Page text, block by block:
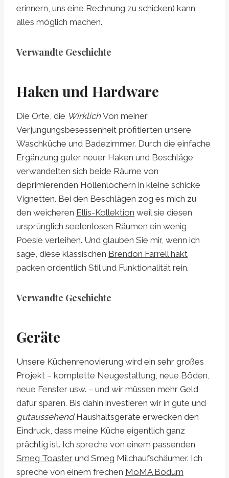
erinnern, uns eine Rechnung zu schicken) kann
alles möglich machen.
Verwandte Geschichte
Haken und Hardware
Die Orte, die WirklichVon meiner
Verjüngungsbesessenheit profitierten unsere
Waschküche und Badezimmer. Durch die einfache
Ergänzung guter neuer Haken und Beschläge
verwandelten sich beide Räume von
deprimierenden Höllenlöchern in kleine schicke
Vignetten. Bei den Beschlägen zog es mich zu
den weicheren Ellis-Kollektion weil sie diesen
ursprünglich seelenlosen Räumen ein wenig
Poesie verleihen. Und glauben Sie mir, wenn ich
sage, diese klassischen Brendon Farrell hakt
packen ordentlich Stil und Funktionalität rein.
Verwandte Geschichte
Geräte
Unsere Küchenrenovierung wird ein sehr großes
Projekt – komplette Neugestaltung, neue Böden,
neue Fenster usw. – und wir müssen mehr Geld
dafür sparen. Bis dahin investieren wir in gute und
gutaussehendHaushaltsgeräte erwecken den
Eindruck, dass meine Küche eigentlich ganz
prächtig ist. Ich spreche von einem passenden
Smeg Toaster und Smeg Milchaufschäumer. Ich
spreche von einem frechen MoMA Bodum